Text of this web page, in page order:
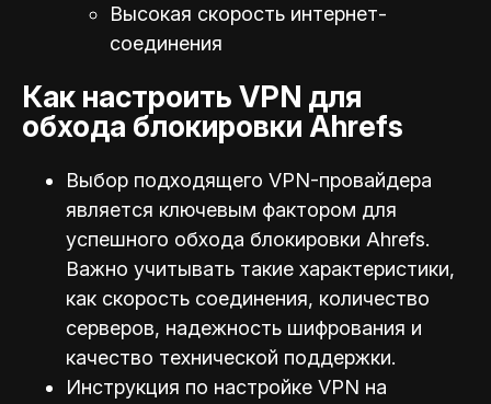
Высокая скорость интернет-
соединения
Как настроить VPN для
обхода блокировки Ahrefs
Выбор подходящего VPN-провайдера
является ключевым фактором для
успешного обхода блокировки Ahrefs.
Важно учитывать такие характеристики,
как скорость соединения, количество
серверов, надежность шифрования и
качество технической поддержки.
Инструкция по настройке VPN на